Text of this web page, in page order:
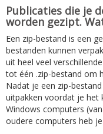
Publicaties die je
worden gezipt.
Een zip-bestand is een
bestanden kunnen
uit heel veel
tot één .zip-bestand om
Nadat je een zip-
uitpakken voordat je het
Windows computers
oudere computers heb